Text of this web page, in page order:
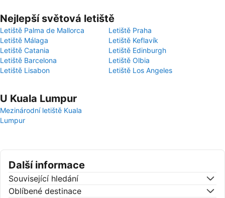
Nejlepší světová letiště
Letiště Palma de Mallorca
Letiště Praha
Letiště Málaga
Letiště Keflavík
Letiště Catania
Letiště Edinburgh
Letiště Barcelona
Letiště Olbia
Letiště Lisabon
Letiště Los Angeles
U Kuala Lumpur
Mezinárodní letiště Kuala
Lumpur
Další informace
Související hledání
Oblíbené destinace